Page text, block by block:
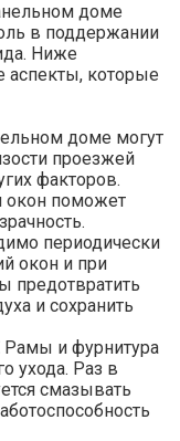
доме
в поддержании
Ниже
которые
доме могут
проезжей
факторов.
окон поможет
периодически
окон и при
предотвратить
и сохранить
Рамы и фурнитура
ухода.​ Раз в
смазывать